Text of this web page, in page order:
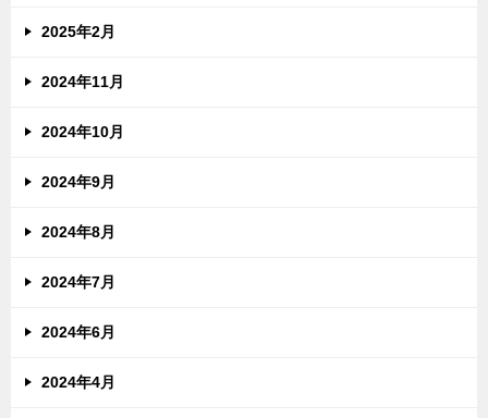
2025年2月
2024年11月
2024年10月
2024年9月
2024年8月
2024年7月
2024年6月
2024年4月